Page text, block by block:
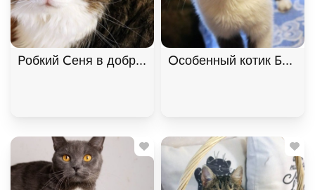
Робкий Сеня в добрые руки, Двухцветный,
Особенный котик